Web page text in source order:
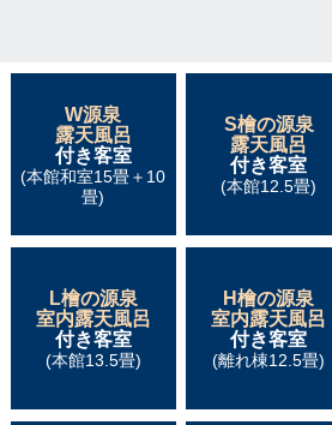
W源泉
露天風呂
付き客室
(本館和室15畳＋10
畳)
S檜の源泉
露天風呂
付き客室
(本館12.5畳)
L檜の源泉
室内露天風呂
付き客室
(本館13.5畳)
H檜の源泉
室内露天風呂
付き客室
(離れ棟12.5畳)